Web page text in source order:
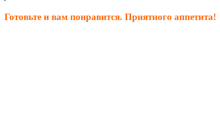
Готовьте и вам понравится. Приятного аппетита!